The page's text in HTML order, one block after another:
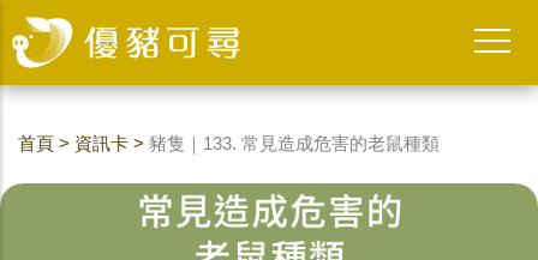
首頁 > 資訊卡 > 豬隻｜133. 常見造成危害的老鼠種類